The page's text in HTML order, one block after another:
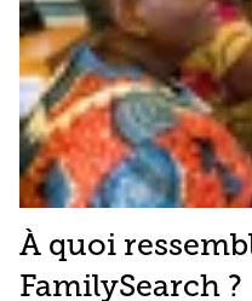
À quoi
FamilySearch ?